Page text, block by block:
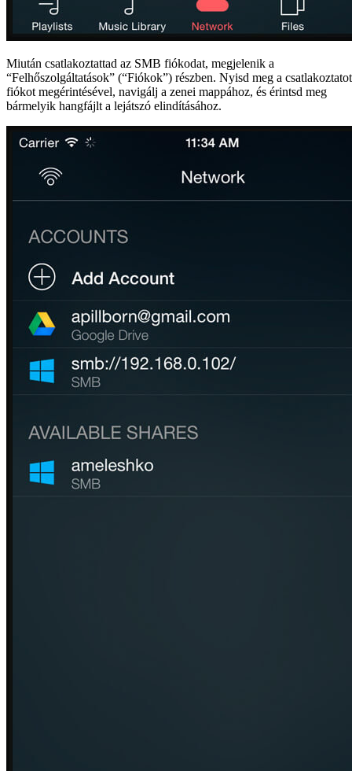
Miután csatlakoztattad az SMB fiókodat, megjelenik a
“Felhőszolgáltatások” (“Fiókok”) részben. Nyisd meg a
fiókot megérintésével, navigálj a zenei mappához, és érintsd meg
bármelyik hangfájlt a lejátszó elindításához.